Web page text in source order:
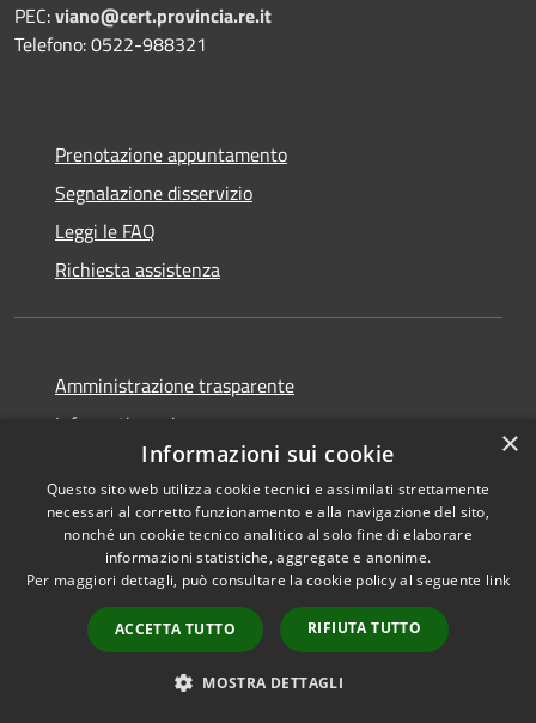
PEC:viano@cert.provincia.re.it
Telefono: 0522-988321
Prenotazione appuntamento
Segnalazione disservizio
Leggi le FAQ
Richiesta assistenza
Amministrazione trasparente
Informativa privacy
Dichiarazione di accessibilità
Piano di miglioramento del sito
Copyright © 2026 • Comune di
Viano • Powered by
×
Informazioni sui cookie
Questo sito web utilizza cookie tecnici e assimilati strettamente
necessari al corretto funzionamento e alla navigazione del sito,
nonché un cookie tecnico analitico al solo fine di elaborare
informazioni statistiche, aggregate e anonime.
Per maggiori dettagli, può consultare la cookie policy al seguente link
ACCETTA TUTTO RIFIUTA TUTTO
MOSTRA DETTAGLI